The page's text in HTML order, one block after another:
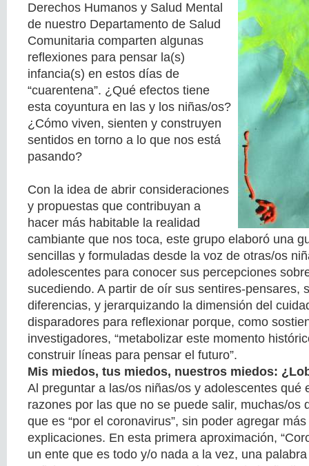
Derechos Humanos y Salud Mental
de nuestro Departamento de Salud
Comunitaria comparten algunas
reflexiones para pensar la(s)
infancia(s) en estos días de
“cuarentena”. ¿Qué efectos tiene
esta coyuntura en las y los niñas/os?
¿Cómo viven, sienten y construyen
sentidos en torno a lo que nos está
pasando?
Con la idea de abrir consideraciones
y propuestas que contribuyan a
hacer más habitable la realidad
cambiante que nos toca, este grupo elaboró una
sencillas y formuladas desde la voz de otras/os
adolescentes para conocer sus percepciones
sucediendo. A partir de oír sus sentires-pensares,
diferencias, y jerarquizando la dimensión del
disparadores para reflexionar porque, como
investigadores, “metabolizar este momento
construir líneas para pensar el futuro”.
Mis miedos, tus miedos, nuestros miedos:
Al preguntar a las/os niñas/os y adolescentes qué
razones por las que no se puede salir, muchas/os
que es “por el coronavirus”, sin poder agregar
explicaciones. En esta primera aproximación,
un ente que es todo y/o nada a la vez, una